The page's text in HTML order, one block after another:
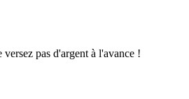
pas d'argent à l'avance !